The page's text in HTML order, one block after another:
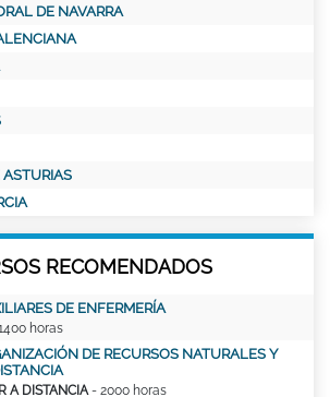
DE NAVARRA
ASTURIAS
RECOMENDADOS
DE ENFERMERÍA
horas
DE RECURSOS NATURALES Y
A DISTANCIA- 2000 horas